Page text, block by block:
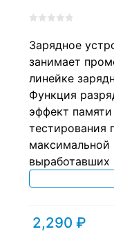
out
based
on
customer
ratings
Зарядное
занимает
линейке
Функция
эффект
тестирования
максимальной
выработавших
2,290 ₽